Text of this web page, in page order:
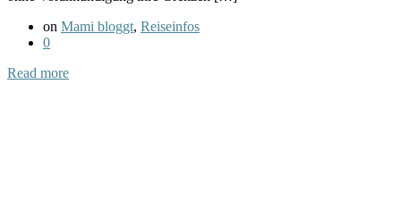
on Mami bloggt, Reiseinfos
0
Read more